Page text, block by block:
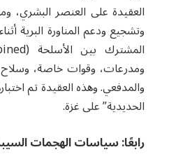
العقيدة على العنصر البشري،
وتشجيع ودعم المناورة البرية
ومدرعات، وقوات خاصة،
والمدفعي. وهذه العقيدة تم
الحديدية” على غزة.
رابعًا: سياسات الهجمات